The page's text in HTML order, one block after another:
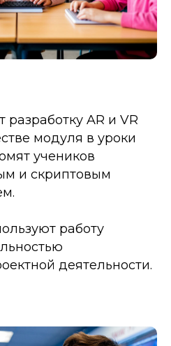
AR и VR
модуля в уроки
учеников
и скриптовым
работу
деятельности.